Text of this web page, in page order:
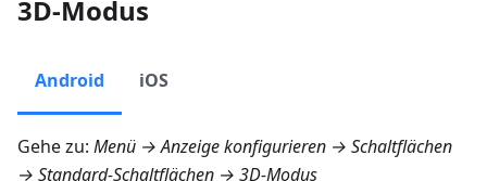
3D-Modus
Android iOS
Gehe zu: Menü → Anzeige konfigurieren → Schaltflächen
→ Standard-Schaltflächen → 3D-Modus